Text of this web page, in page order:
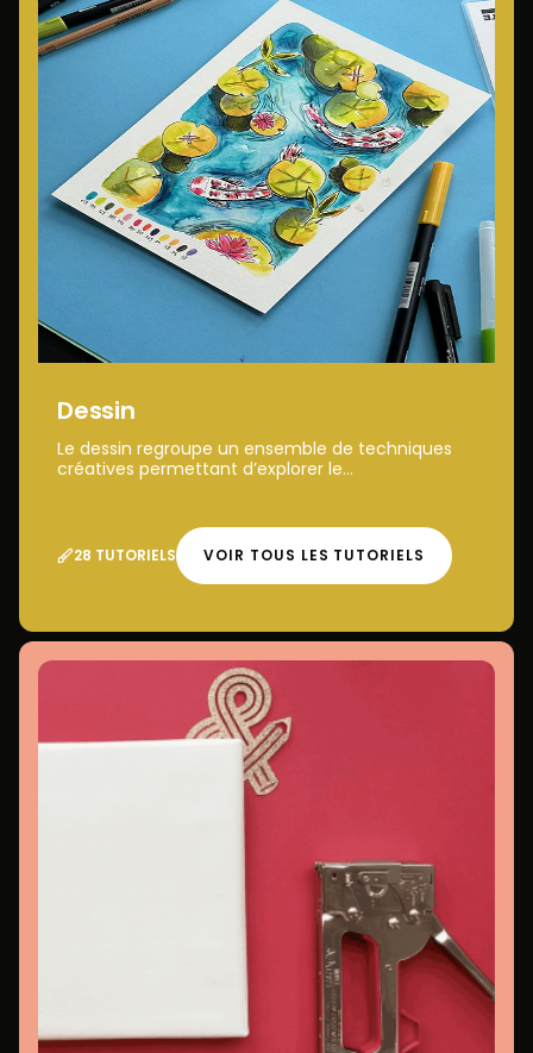
Dessin
Le dessin regroupe un ensemble de techniques
créatives permettant d’explorer le...
28 TUTORIELS VOIR TOUS LES TUTORIELS